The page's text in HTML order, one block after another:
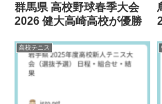
群馬県 高校野球春季大会
2026 健大高崎高校が優勝
高校テニス